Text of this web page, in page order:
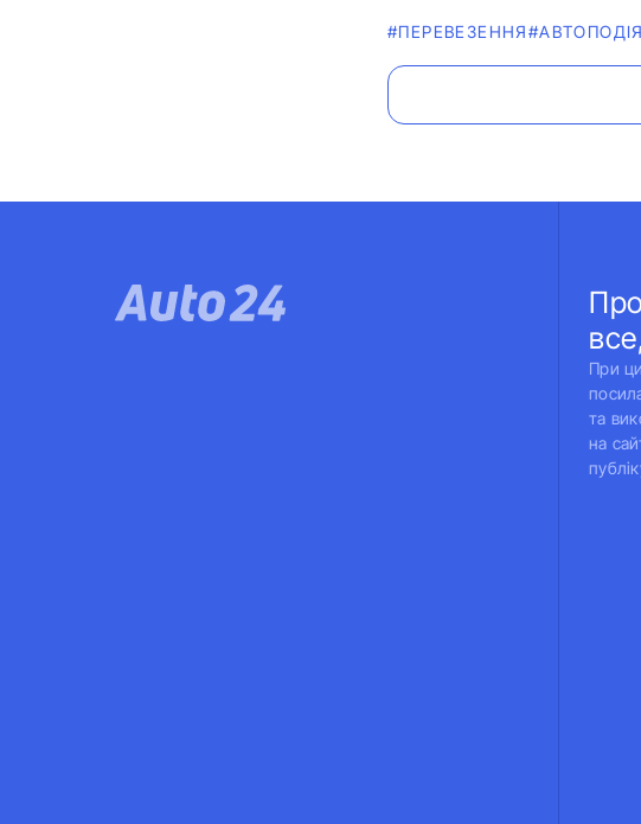
#ПЕРЕВЕЗЕННЯ#АВТОПОДІЯ
При
та
на